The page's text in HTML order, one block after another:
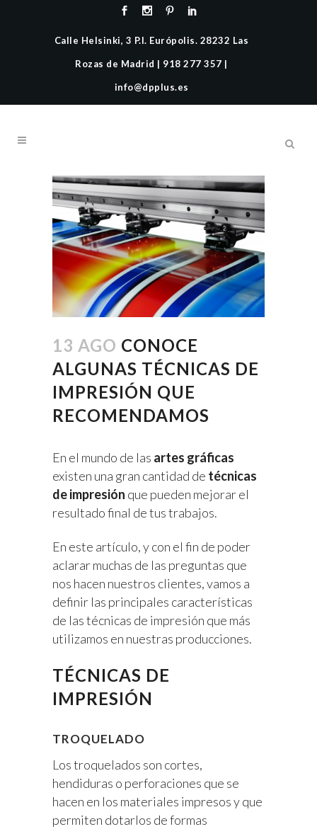
Calle Helsinki, 3 P.I. Európolis. 28232 Las
Rozas de Madrid | 918 277 357 |
info@dpplus.es
13 AGO CONOCE
ALGUNAS TÉCNICAS DE
IMPRESIÓN QUE
RECOMENDAMOS
En el mundo de las artes gráficas
existen una gran cantidad de técnicas
de impresión que pueden mejorar el
resultado final de tus trabajos.
En este artículo, y con el fin de poder
aclarar muchas de las preguntas que
nos hacen nuestros clientes, vamos a
definir las principales características
de las técnicas de impresión que más
utilizamos en nuestras producciones.
TÉCNICAS DE
IMPRESIÓN
TROQUELADO
Los troquelados son cortes,
hendiduras o perforaciones que se
hacen en los materiales impresos y que
permiten dotarlos de formas